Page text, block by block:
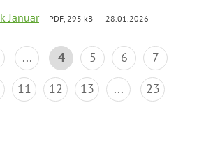
Januar PDF, 295 kB 28.01.2026
... 4 5 6
7
11 12 13 ... 23